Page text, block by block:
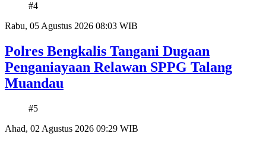
#4
Rabu, 05 Agustus 2026 08:03 WIB
Polres Bengkalis Tangani Dugaan
Penganiayaan Relawan SPPG Talang
Muandau
#5
Ahad, 02 Agustus 2026 09:29 WIB